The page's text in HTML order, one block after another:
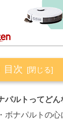
目次
パルトってどん
ボナパルトの心